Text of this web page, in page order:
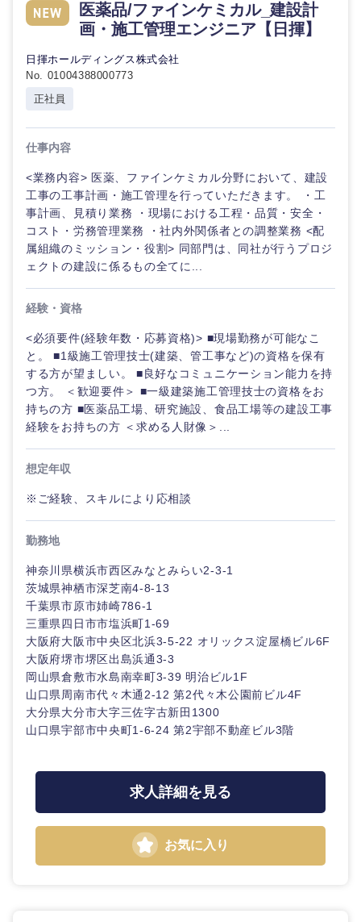
鳥取県 島根県
岡山県 広島県
山口県 徳島県
香川県 愛媛県
高知県
医薬品/ファインケミカル_建設計
画・施工管理エンジニア【日揮】
日揮ホールディングス株式会社
No. 01004388000773
正社員
仕事内容
<業務内容> 医薬、ファインケミカル分野において、建設
工事の工事計画・施工管理を行っていただきます。 ・工
事計画、見積り業務 ・現場における工程・品質・安全・
コスト・労務管理業務 ・社内外関係者との調整業務 <配
属組織のミッション・役割> 同部門は、同社が行うプロジ
ェクトの建設に係るもの全てに...
経験・資格
<必須要件(経験年数・応募資格)> ■現場勤務が可能なこ
と。 ■1級施工管理技士(建築、管工事など)の資格を保有
する方が望ましい。 ■良好なコミュニケーション能力を持
つ方。 ＜歓迎要件＞ ■一級建築施工管理技士の資格をお
持ちの方 ■医薬品工場、研究施設、食品工場等の建設工事
経験をお持ちの方 ＜求める人財像＞...
想定年収
※ご経験、スキルにより応相談
勤務地
神奈川県横浜市西区みなとみらい2-3-1
茨城県神栖市深芝南4-8-13
千葉県市原市姉崎786-1
三重県四日市市塩浜町1-69
大阪府大阪市中央区北浜3-5-22 オリックス淀屋橋ビル6F
大阪府堺市堺区出島浜通3-3
岡山県倉敷市水島南幸町3-39 明治ビル1F
山口県周南市代々木通2-12 第2代々木公園前ビル4F
大分県大分市大字三佐字古新田1300
山口県宇部市中央町1-6-24 第2宇部不動産ビル3階
求人詳細を見る
お気に入り